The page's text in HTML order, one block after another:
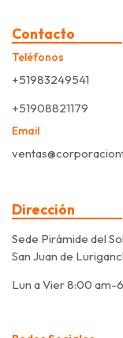
Contacto
Teléfonos
+51983249541
+51908821179
Email
Dirección
Sede Pirámide del
San Juan de
Lun a Vier 8:00 am-